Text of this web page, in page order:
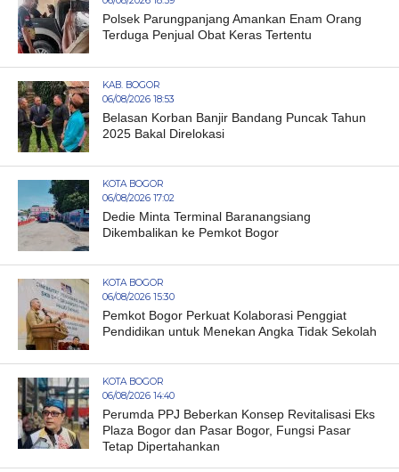
Polsek Parungpanjang Amankan Enam Orang
Terduga Penjual Obat Keras Tertentu
KAB. BOGOR
06/08/2026 18:53
Belasan Korban Banjir Bandang Puncak Tahun
2025 Bakal Direlokasi
KOTA BOGOR
06/08/2026 17:02
Dedie Minta Terminal Baranangsiang
Dikembalikan ke Pemkot Bogor
KOTA BOGOR
06/08/2026 15:30
Pemkot Bogor Perkuat Kolaborasi Penggiat
Pendidikan untuk Menekan Angka Tidak Sekolah
KOTA BOGOR
06/08/2026 14:40
Perumda PPJ Beberkan Konsep Revitalisasi Eks
Plaza Bogor dan Pasar Bogor, Fungsi Pasar
Tetap Dipertahankan